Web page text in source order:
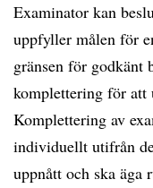
Examinator kan
uppfyller målen för
gränsen för
komplettering för att
Komplettering av
individuellt utifrån
uppnått och ska äga